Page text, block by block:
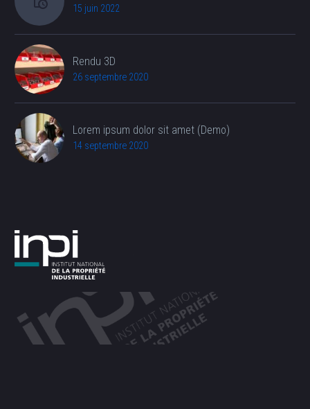
15 juin 2022
Rendu 3D
26 septembre 2020
Lorem ipsum dolor sit amet (Demo)
14 septembre 2020